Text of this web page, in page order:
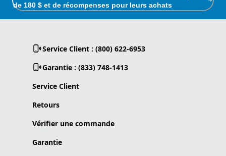
de 180 $ et de récompenses pour leurs achats
Service Client : (800) 622-6953
Garantie : (833) 748-1413
Service Client
Retours
Vérifier une commande
Garantie